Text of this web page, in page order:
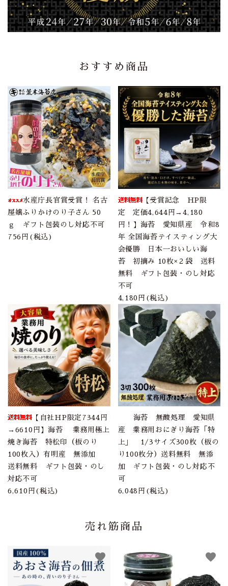
おすすめ商品
水産庁長官賞受賞！ 名古
屋嬢ふりかけのり子さん 50
ｇ ギフト包装のし対応不可
756円(税込)
favorite
【受賞記念 HP限
定 定価4,644円→4,180
円！】海苔 愛知県産 令和8
年 全国海苔テイスティング大
会優勝 日本一おいしい海
苔 初摘み 10枚×２袋 送料
無料 ギフト包装・のし対応
不可
4,180円(税込)
favorite
【自社HP限定7344円
→6610円】海苔 業務用極上
焼き海苔 特松印（板のり
100枚入）有明産 無添加
送料無料 ギフト包装・のし
対応不可
6,610円(税込)
favorite
海苔 無酸処理 愛知県
産 業務用おにぎり海苔「特
上」 1/3サイズ300枚（板の
り100枚分）送料無料 無添
加 ギフト包装・のし対応不
可
6,048円(税込)
favorite
売れ筋商品
favorite favorite